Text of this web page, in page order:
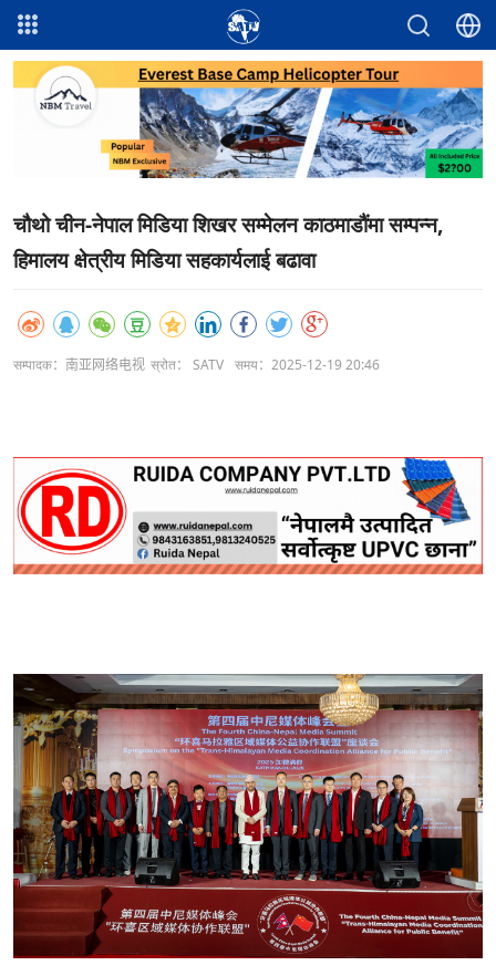
चौथो चीन-नेपाल मिडिया शिखर सम्मेलन काठमाडौंमा सम्पन्न,
हिमालय क्षेत्रीय मिडिया सहकार्यलाई बढावा
सम्पादक：南亚网络电视 स्रोत： SATV समय：2025-12-19 20:46